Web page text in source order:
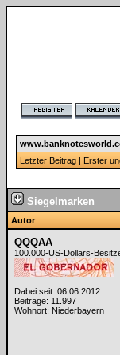
Letzter Beitrag | Erster
Siegelmarken
Autor
QQQAA
100.000-US-Dollars-
Dabei seit: 06.06.2012
Beiträge: 11.997
Wohnort: Niederbayern